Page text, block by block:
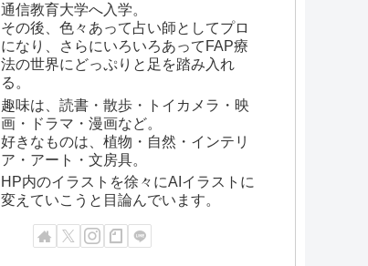
通信教育大学へ入学。
その後、色々あって占い師としてプロ
になり、さらにいろいろあってFAP療
法の世界にどっぷりと足を踏み入れ
る。
趣味は、読書・散歩・トイカメラ・映
画・ドラマ・漫画など。
好きなものは、植物・自然・インテリ
ア・アート・文房具。
HP内のイラストを徐々にAIイラストに
変えていこうと目論んでいます。